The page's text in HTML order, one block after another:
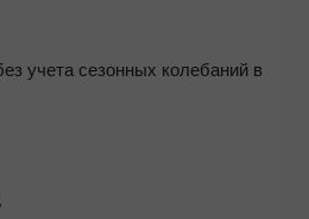
учета сезонных колебаний в